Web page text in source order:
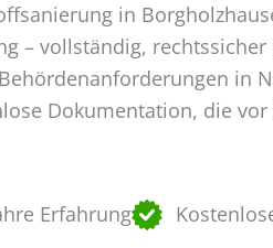
in
– vollständig,
in
Dokumentation, die
Erfahrung